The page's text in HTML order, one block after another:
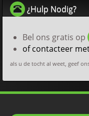
¿Hulp Nodig?
Bel ons gratis op
of contacteer
als u de tocht al weet, geef